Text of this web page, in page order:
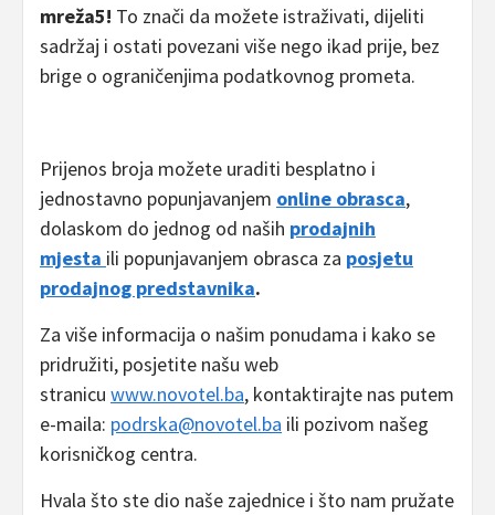
mreža5! To znači da možete istraživati, dijeliti
sadržaj i ostati povezani više nego ikad prije, bez
brige o ograničenjima podatkovnog prometa.
Prijenos broja možete uraditi besplatno i
jednostavno popunjavanjem online obrasca,
dolaskom do jednog od naših prodajnih
mjesta ili popunjavanjem obrasca za posjetu
prodajnog predstavnika.
Za više informacija o našim ponudama i kako se
pridružiti, posjetite našu web
stranicu www.novotel.ba, kontaktirajte nas putem
e-maila: podrska@novotel.ba ili pozivom našeg
korisničkog centra.
Hvala što ste dio naše zajednice i što nam pružate